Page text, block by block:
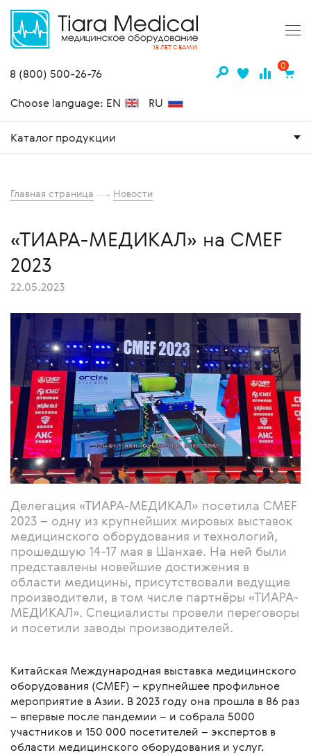
18 ЛЕТ С ВАМИ
8 (800) 500-26-76
0
Choose language: EN RU
Каталог продукции
Главная страница Новости
«ТИАРА-МЕДИКАЛ» на CMEF
2023
22.05.2023
Делегация «ТИАРА-МЕДИКАЛ» посетила CMEF
2023 – одну из крупнейших мировых выставок
медицинского оборудования и технологий,
прошедшую 14-17 мая в Шанхае. На ней были
представлены новейшие достижения в
области медицины, присутствовали ведущие
производители, в том числе партнёры «ТИАРА-
МЕДИКАЛ». Специалисты провели переговоры
и посетили заводы производителей.
Китайская Международная выставка медицинского
оборудования (CMEF) – крупнейшее профильное
мероприятие в Азии. В 2023 году она прошла в 86 раз
– впервые после пандемии – и собрала 5000
участников и 150 000 посетителей – экспертов в
области медицинского оборудования и услуг.